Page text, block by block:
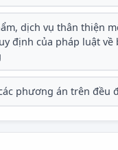
dịch vụ thân thiện
định của pháp luật về
phương án trên đều